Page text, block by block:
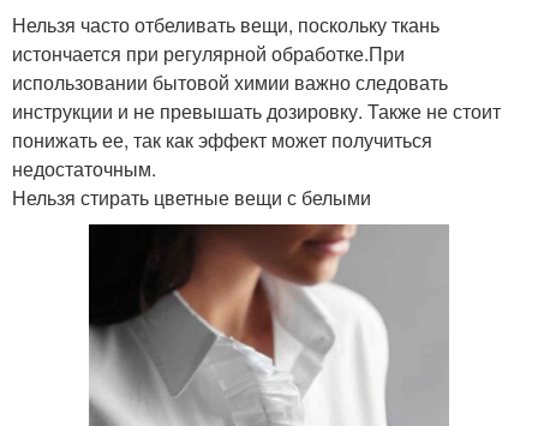
Нельзя часто отбеливать вещи, поскольку ткань
истончается при регулярной обработке.При
использовании бытовой химии важно следовать
инструкции и не превышать дозировку. Также не стоит
понижать ее, так как эффект может получиться
недостаточным.
Нельзя стирать цветные вещи с белыми